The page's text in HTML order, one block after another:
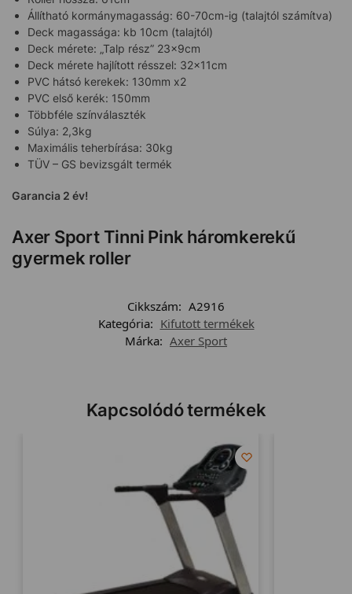
Állítható kormánymagasság: 60-70cm-ig (talajtól számítva)
Deck magassága: kb 10cm (talajtól)
Deck mérete: „Talp rész” 23x9cm
Deck mérete hajlított résszel: 32x11cm
PVC hátsó kerekek: 130mm x2
PVC első kerék: 150mm
Többféle színválaszték
Súlya: 2,3kg
Maximális teherbírása: 30kg
TÜV – GS bevizsgált termék
Garancia 2 év!
Axer Sport Tinni Pink háromkerekű
gyermek roller
Cikkszám: A2916
Kategória: Kifutott termékek
Márka: Axer Sport
Kapcsolódó termékek